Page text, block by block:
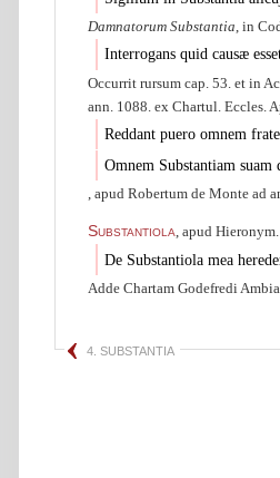
Damnatorum Substantia, in
Interrogans quid causæ
Occurrit rursum cap. 53. et in
ann. 1088. ex Chartul. Eccles.
Reddant puero omnem
Omnem Substantiam suam
, apud Robertum de Monte ad
Substantiola, apud
De Substantiola mea
Adde Chartam Godefredi
4. SUBSTANTIA